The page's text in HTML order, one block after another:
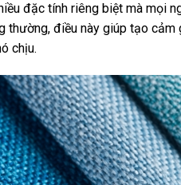
đặc tính riêng biệt mà mọi
thường, điều này giúp tạo cảm
chịu.